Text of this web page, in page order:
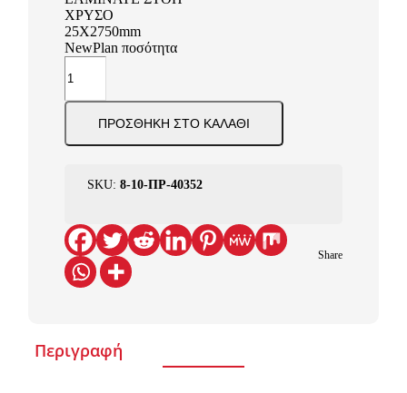
ΧΡΥΣΟ
25X2750mm
NewPlan ποσότητα
ΠΡΟΣΘΉΚΗ ΣΤΟ ΚΑΛΆΘΙ
SKU: 8-10-ΠΡ-40352
Share
Περιγραφή